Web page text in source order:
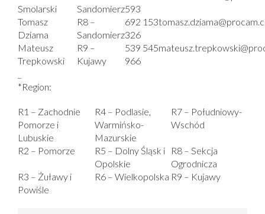
Smolarski
Sandomierz593
Tomasz
Dziama
R8 –
Sandomierz
692 153
326
Mateusz
Trepkowski
R9 –
Kujawy
539 545
966
*Region:
R1 – Zachodnie
Pomorze i
Lubuskie
R4 – Podlasie,
Warmińsko-
Mazurskie
R7 – Południowy-
Wschód
R2 – Pomorze
R5 – Dolny Śląsk i
Opolskie
R8 – Sekcja
Ogrodnicza
R3 – Żuławy i
Powiśle
R6 – Wielkopolska R9 – Kujawy